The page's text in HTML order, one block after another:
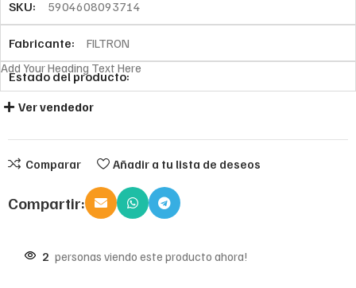
SKU: 5904608093714
Fabricante: FILTRON
Estado del producto:
Add Your Heading Text Here
Ver vendedor
Comparar Añadir a tu lista de deseos
Compartir:
2 personas viendo este producto ahora!